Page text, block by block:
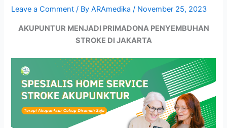
Leave a Comment / ByARAmedika/ November 25, 2023
AKUPUNTUR MENJADI PRIMADONA PENYEMBUHAN
STROKE DI JAKARTA